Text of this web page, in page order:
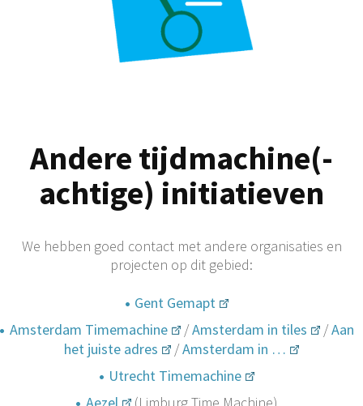
Andere tijdmachine(-
achtige) initiatieven
We hebben goed contact met andere organisaties en
projecten op dit gebied:
Gent Gemapt
Amsterdam Timemachine
/Amsterdam in tiles /Aan
het juiste adres
/Amsterdam in …
Utrecht Timemachine